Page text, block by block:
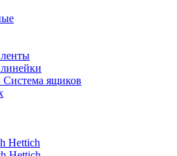
Система ящиков
Hettich